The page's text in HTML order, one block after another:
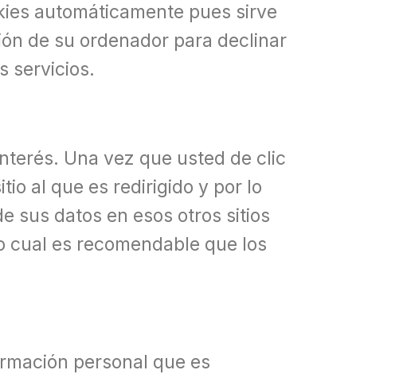
automáticamente pues sirve
de su ordenador para declinar
servicios.
Una vez que usted de clic
al que es redirigido y por lo
sus datos en esos otros sitios
cual es recomendable que los
personal que es